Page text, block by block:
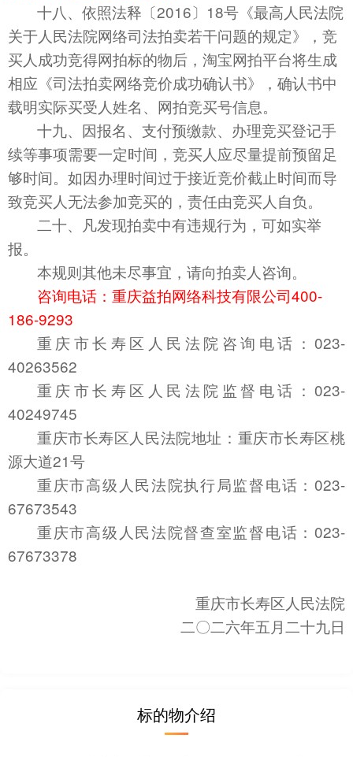
十八、依照法释〔2016〕18号《最高人民法院
关于人民法院网络司法拍卖若干问题的规定》，竞
买人成功竞得网拍标的物后，淘宝网拍平台将生成
相应《司法拍卖网络竞价成功确认书》，确认书中
载明实际买受人姓名、网拍竞买号信息。
十九、 因报名、支付预缴款、办理竞买登记手
续等事项需要一定时间，竞买人应尽量提前预留足
够时间。如因办理时间过于接近竞价截止时间而导
致竞买人无法参加竞买的，责任由竞买人自负。
二十、凡发现拍卖中有违规行为，可如实举
报。
本规则其他未尽事宜，请向拍卖人咨询。
咨询电话 ：重庆益拍网络科技有限公司400-
186-9293
重庆市长寿区人民法院咨询电话：023-
40263562
重庆市长寿区人民法院监督电话：023-
40249745
重庆市长寿区人民法院地址：重庆市长寿区桃
源大道21号
重庆市高级人民法院执行局监督电话：023-
67673543
重庆市高级人民法院督查室监督电话：023-
67673378
重庆市长寿区人民法院
二〇二六年五月二十九日
标的物介绍